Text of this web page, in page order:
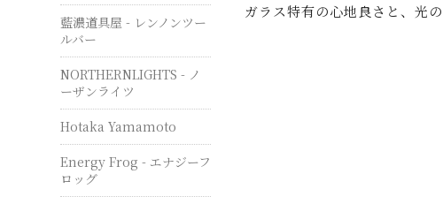
ガラス特有の心地良さと、光
藍濃道具屋 - レンノンツー
ルバー
NORTHERNLIGHTS - ノ
ーザンライツ
Hotaka Yamamoto
Energy Frog - エナジーフ
ロッグ